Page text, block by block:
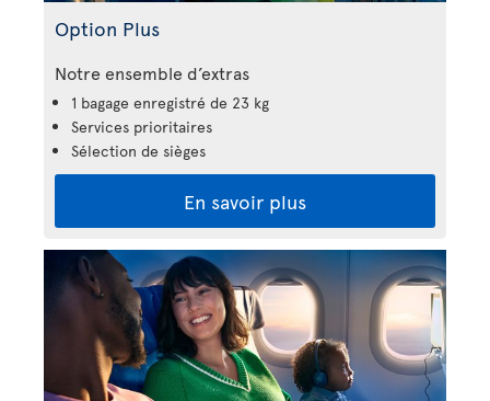
Option Plus
Notre ensemble d’extras
1 bagage enregistré de 23 kg
Services prioritaires
Sélection de sièges
En savoir plus